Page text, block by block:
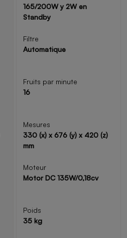
165/200W y 2W en
Standby
Filtre
Automatique
Fruits par minute
16
Mesures
330 (x) x 676 (y) x 420 (z)
mm
Moteur
Motor DC 135W/0,18cv
Poids
35 kg